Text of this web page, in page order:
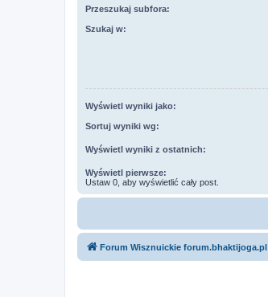
Przeszukaj subfora:
Szukaj w:
Wyświetl wyniki jako:
Sortuj wyniki wg:
Wyświetl wyniki z ostatnich:
Wyświetl pierwsze:
Ustaw 0, aby wyświetlić cały post.
Forum Wisznuickie forum.bhaktijoga.pl